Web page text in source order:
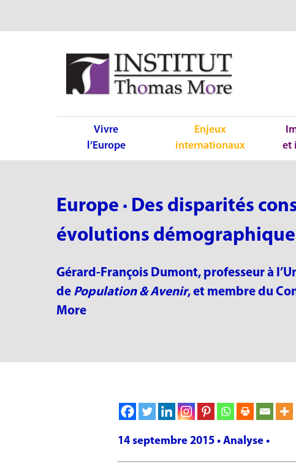
Vivre
l’Europe
Enjeux
internationaux
et
Europe · Des disparités
évolutions
Gérard-François Dumont, professeur à
de Population & Avenir, et membre du
More
14 septembre 2015 • Analyse •